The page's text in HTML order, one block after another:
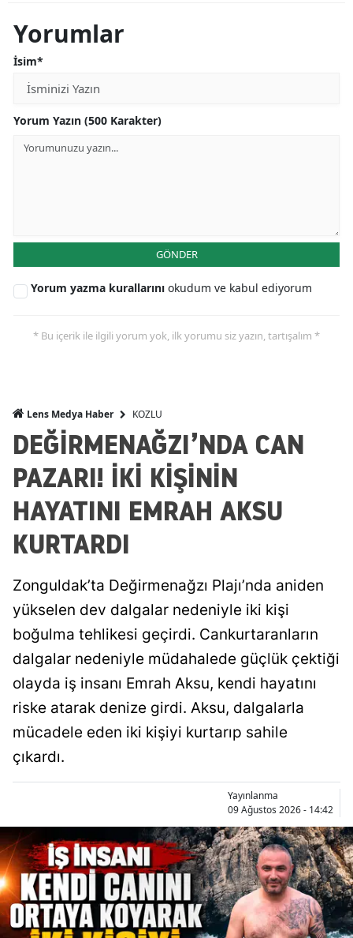
Yorumlar
İsim*
Yorum Yazın (500 Karakter)
GÖNDER
Yorum yazma kurallarını okudum ve kabul ediyorum
* Bu içerik ile ilgili yorum yok, ilk yorumu siz yazın, tartışalım *
Lens Medya Haber KOZLU
DEĞİRMENAĞZI’NDA CAN
PAZARI! İKİ KİŞİNİN
HAYATINI EMRAH AKSU
KURTARDI
Zonguldak’ta Değirmenağzı Plajı’nda aniden
yükselen dev dalgalar nedeniyle iki kişi
boğulma tehlikesi geçirdi. Cankurtaranların
dalgalar nedeniyle müdahalede güçlük çektiği
olayda iş insanı Emrah Aksu, kendi hayatını
riske atarak denize girdi. Aksu, dalgalarla
mücadele eden iki kişiyi kurtarıp sahile
çıkardı.
Yayınlanma
09 Ağustos 2026 - 14:42